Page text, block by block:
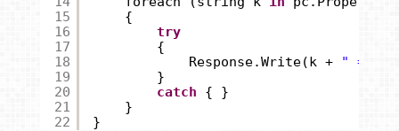
15
16
17
18
19
20
21
22
{
try
{
Response.Write(k +
" = "
}
catch
{ }
}
}